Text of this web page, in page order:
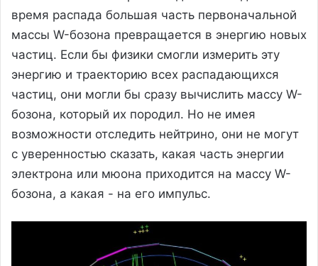
время распада большая часть первоначальной
массы W-бозона превращается в энергию новых
частиц. Если бы физики смогли измерить эту
энергию и траекторию всех распадающихся
частиц, они могли бы сразу вычислить массу W-
бозона, который их породил. Но не имея
возможности отследить нейтрино, они не могут
с уверенностью сказать, какая часть энергии
электрона или мюона приходится на массу W-
бозона, а какая - на его импульс.